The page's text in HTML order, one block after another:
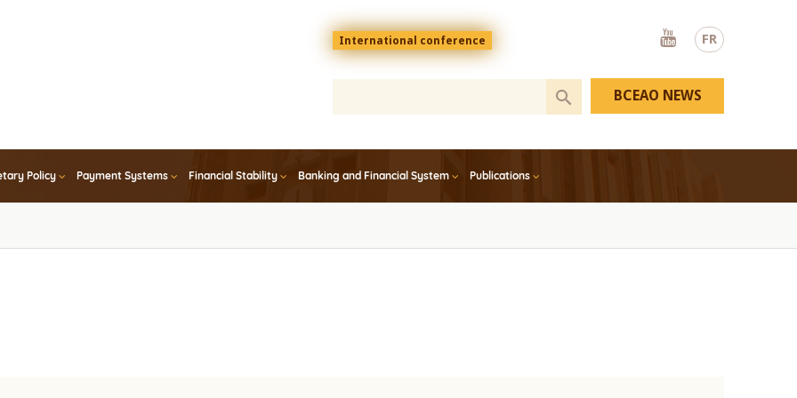
FR
Menu
top
En
International conference
Youtube
Policy Payment Systems Financial Stability Banking and Financial System Publications
BCEAO NEWS